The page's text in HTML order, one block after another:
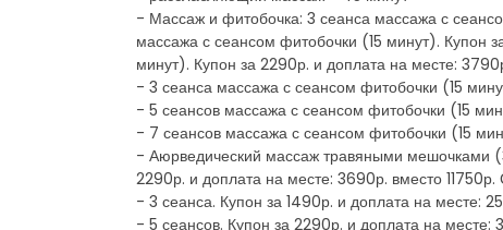
- Массаж и фитобочка: 3 сеанса массажа с
массажа с сеансом фитобочки (15 минут). Купон
минут). Купон за 2290р. и доплата на месте:
- 3 сеанса массажа с сеансом фитобочки (15
- 5 сеансов массажа с сеансом фитобочки (15
- 7 сеансов массажа с сеансом фитобочки (15
- Аюрведический массаж травяными мешочками
2290р. и доплата на месте: 3690р. вместо 11750р.
- 3 сеанса. Купон за 1490р. и доплата на месте:
- 5 сеансов. Купон за 2290р. и доплата на месте: